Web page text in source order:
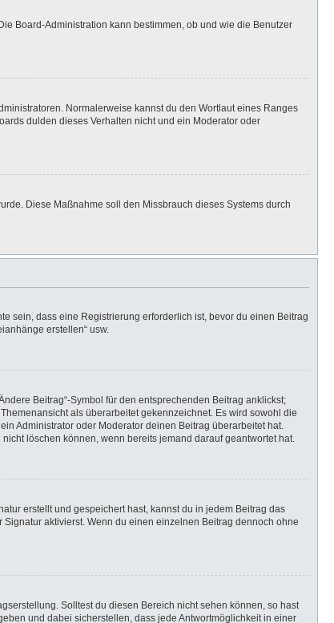
Board-Administration kann bestimmen, ob und wie die Benutzer
Normalerweise kannst du den Wortlaut eines Ranges
dulden dieses Verhalten nicht und ein Moderator oder
Diese Maßnahme soll den Missbrauch dieses Systems durch
sein, dass eine Registrierung erforderlich ist, bevor du einen Beitrag
erstellen“ usw.
Beitrag“-Symbol für den entsprechenden Beitrag anklickst;
als überarbeitet gekennzeichnet. Es wird sowohl die
Administrator oder Moderator deinen Beitrag überarbeitet hat.
löschen können, wenn bereits jemand darauf geantwortet hat.
erstellt und gespeichert hast, kannst du in jedem Beitrag das
aktivierst. Wenn du einen einzelnen Beitrag dennoch ohne
Solltest du diesen Bereich nicht sehen können, so hast
und dabei sicherstellen, dass jede Antwortmöglichkeit in einer